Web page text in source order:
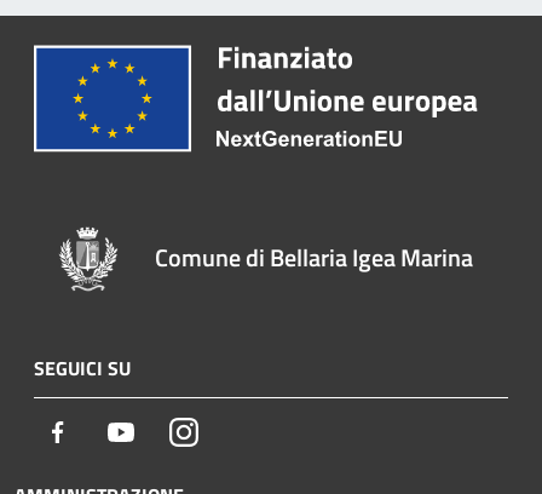
Comune di Bellaria Igea Marina
SEGUICI SU
Facebook YoutubeInstagram